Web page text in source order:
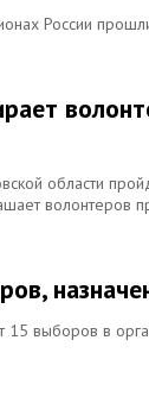
России
области
волонтеров
выборов в